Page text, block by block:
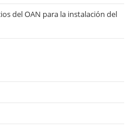
del OAN para la instalación del